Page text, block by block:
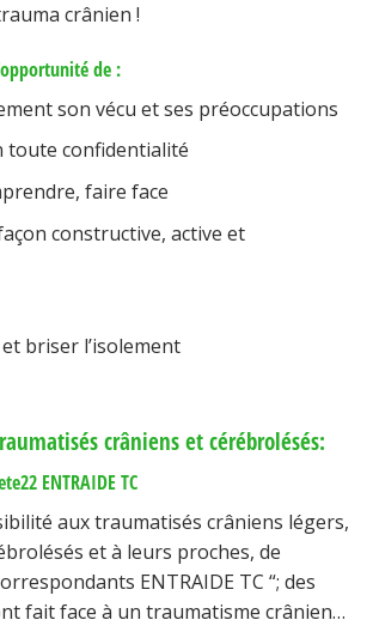
crânien !
de :
son vécu et ses préoccupations
toute confidentialité
faire face
constructive, active et
briser l’isolement
crâniens et cérébrolésés:
ENTRAIDE TC
aux traumatisés crâniens légers,
et à leurs proches, de
ENTRAIDE TC “; des
fait face à un traumatisme crânien…